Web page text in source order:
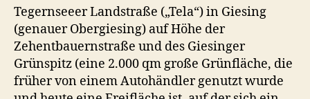
Tegernseeer Landstraße („Tela“) in Giesing
(genauer Obergiesing) auf Höhe der
Zehentbauernstraße und des Giesinger
Grünspitz (eine 2.000 qm große Grünfläche, die
früher von einem Autohändler genutzt wurde